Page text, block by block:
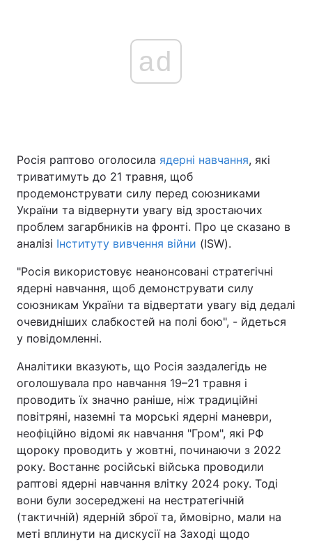
Україна Політика
Економіка Світ
Спорт Наука
Зброя Інциденти
Здоров'я Туризм
Екологія Регіони
Лонгріди
Відео з Youtube Статті
Інтерв'ю Думки
Архів Вакансії
ad
Росія раптово оголосила ядерні навчання, які
триватимуть до 21 травня, щоб
продемонструвати силу перед союзниками
України та відвернути увагу від зростаючих
проблем загарбників на фронті. Про це сказано в
аналізі Інституту вивчення війни (ISW).
"Росія використовує неанонсовані стратегічні
ядерні навчання, щоб демонструвати силу
союзникам України та відвертати увагу від дедалі
очевидніших слабкостей на полі бою", - йдеться
у повідомленні.
Аналітики вказують, що Росія заздалегідь не
оголошувала про навчання 19–21 травня і
проводить їх значно раніше, ніж традиційні
повітряні, наземні та морські ядерні маневри,
неофіційно відомі як навчання "Гром", які РФ
щороку проводить у жовтні, починаючи з 2022
року. Востаннє російські війська проводили
раптові ядерні навчання влітку 2024 року. Тоді
вони були зосереджені на нестратегічній
(тактичній) ядерній зброї та, ймовірно, мали на
меті вплинути на дискусії на Заході щодо